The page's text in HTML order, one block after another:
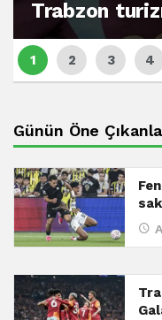
Trabzon
Günün Öne